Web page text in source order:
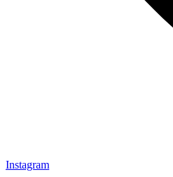
Instagram